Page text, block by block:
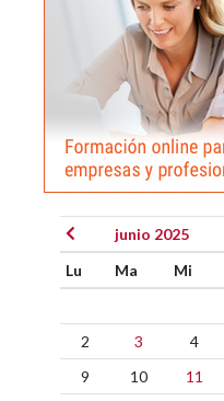
junio 2025
Lu
Ma Mi
2
3 4
9
10 11